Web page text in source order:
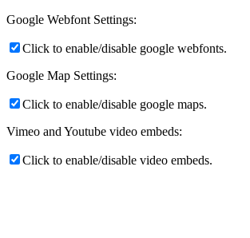
Google Webfont Settings:
Click to enable/disable google webfonts.
Google Map Settings:
Click to enable/disable google maps.
Vimeo and Youtube video embeds:
Click to enable/disable video embeds.